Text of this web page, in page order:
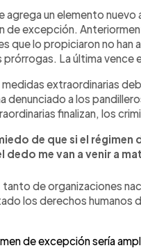
agrega un elemento
de excepción.
que lo propiciaron no
La última vence
extraordinarias
denunciado a los
finalizan, los
de que si el
dedo me van a venir a
de organizaciones
los derechos humanos
de excepción sería